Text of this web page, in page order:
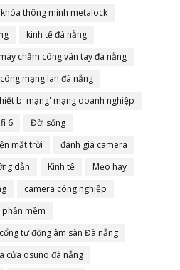
khóa thông minh metalock
kinh tế đà nẵng
máy chấm công vân tay đà nẵng
mạng lan đà nẵng
bị mạng' mạng doanh nghiệp
6
Đời sống
mặt trời
đánh giá camera
dẫn Kinh tế
Mẹo hay
camera công nghiệp
phần mềm
cổng tự động âm sàn Đà nẵng
cửa osuno đà nẵng